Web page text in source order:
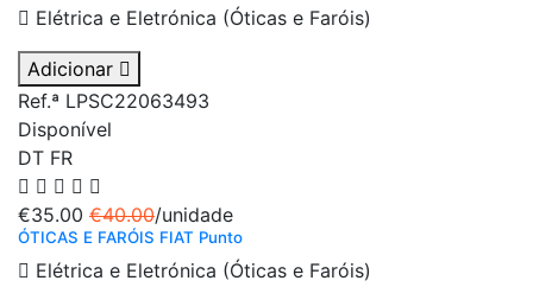
Elétrica e Eletrónica (Óticas e Faróis)
Adicionar
Ref.ª LPSC22063493
Disponível
DT FR
€35.00 €40.00/unidade
ÓTICAS E FARÓIS FIAT Punto
Elétrica e Eletrónica (Óticas e Faróis)